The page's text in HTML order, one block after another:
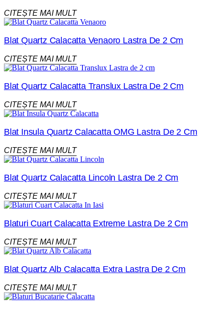
CITEȘTE MAI MULT
Blat Quartz Calacatta Venaoro Lastra De 2 Cm
CITEȘTE MAI MULT
Blat Quartz Calacatta Translux Lastra De 2 Cm
CITEȘTE MAI MULT
Blat Insula Quartz Calacatta OMG Lastra De 2 Cm
CITEȘTE MAI MULT
Blat Quartz Calacatta Lincoln Lastra De 2 Cm
CITEȘTE MAI MULT
Blaturi Cuart Calacatta Extreme Lastra De 2 Cm
CITEȘTE MAI MULT
Blat Quartz Alb Calacatta Extra Lastra De 2 Cm
CITEȘTE MAI MULT